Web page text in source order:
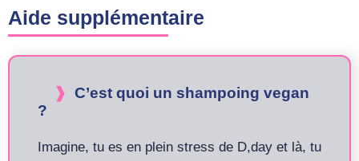
Aide supplémentaire
C’est quoi un shampoing vegan
?
Imagine, tu es en plein stress de D,day et là, tu